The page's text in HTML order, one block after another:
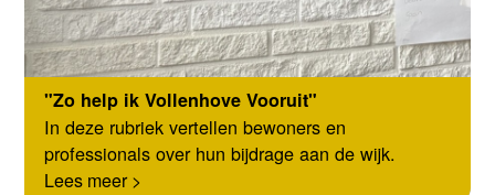
"Zo help ik Vollenhove Vooruit"
In deze rubriek vertellen bewoners en
professionals over hun bijdrage aan de wijk.
Lees meer >